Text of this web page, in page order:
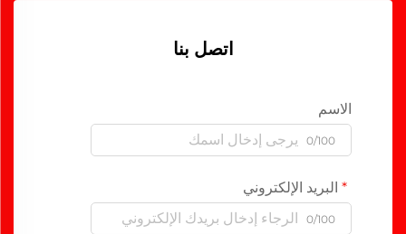
اتصل بنا
الاسم
0/100
البريد الإلكتروني
0/100